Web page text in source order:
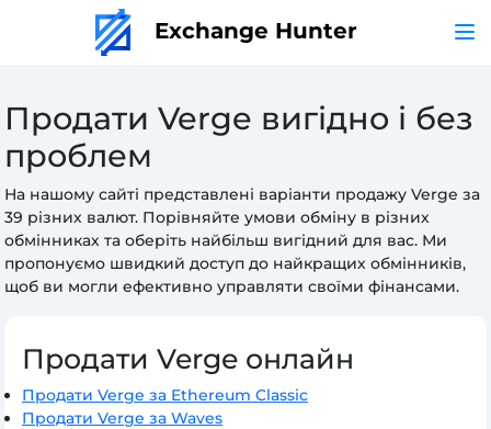
Exchange Hunter
Продати Verge вигідно і без
проблем
На нашому сайті представлені варіанти продажу Verge за
39 різних валют. Порівняйте умови обміну в різних
обмінниках та оберіть найбільш вигідний для вас. Ми
пропонуємо швидкий доступ до найкращих обмінників,
щоб ви могли ефективно управляти своїми фінансами.
Продати Verge онлайн
Продати Verge за Ethereum Classic
Продати Verge за Waves